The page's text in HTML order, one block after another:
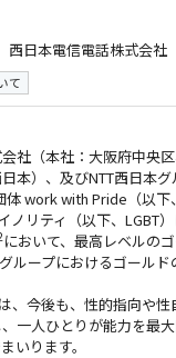
西日本電信電話株式会社
て
社（本社：大阪府中央
本）、及びNTT西日本
体 work with Pride（以
ノリティ（以下、LGBT
において、最高レベルの
ループにおけるゴール
、今後も、性的指向や
一人ひとりが能力を最
いります。